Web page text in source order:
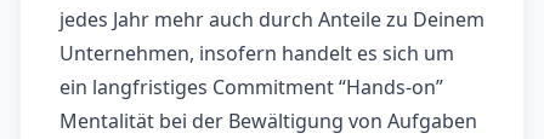
jedes Jahr mehr auch durch Anteile zu Deinem
Unternehmen, insofern handelt es sich um
ein langfristiges Commitment “Hands-on”
Mentalität bei der Bewältigung von Aufgaben